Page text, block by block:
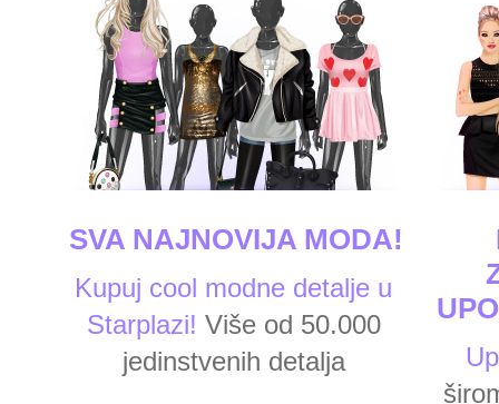
SVA NAJNOVIJA MODA!
Kupuj cool modne detalje u
Starplazi! Više od 50.000
jedinstvenih detalja